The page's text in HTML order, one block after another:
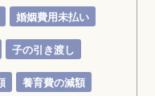
婚姻費用未払い
子の引き渡し
養育費の減額